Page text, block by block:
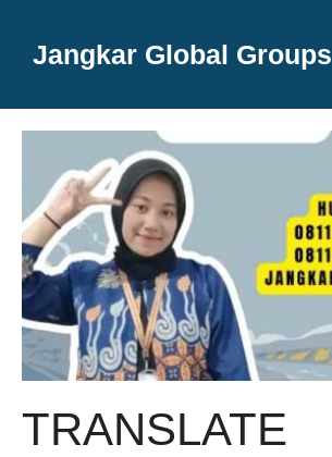
Jangkar Global Groups
TRANSLATE